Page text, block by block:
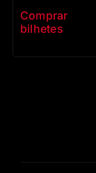
Comprar
bilhetes